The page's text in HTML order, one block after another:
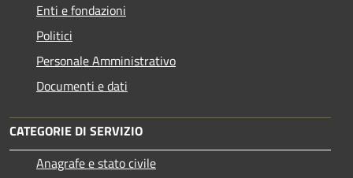
Enti e fondazioni
Politici
Personale Amministrativo
Documenti e dati
CATEGORIE DI SERVIZIO
Anagrafe e stato civile